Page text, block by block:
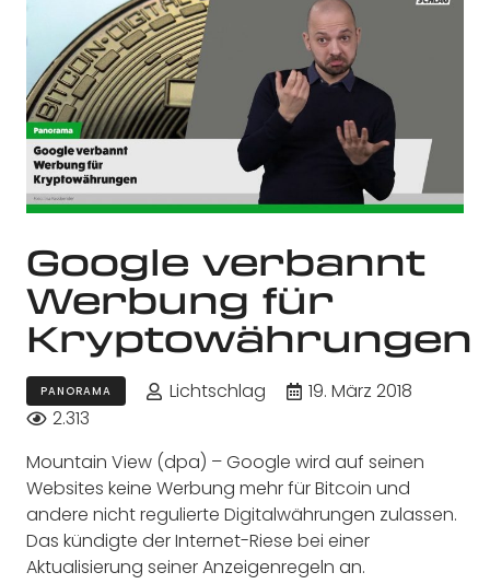
Google verbannt
Werbung für
Kryptowährungen
PANORAMA Lichtschlag
19. März 2018
2.313
Mountain View (dpa) – Google wird auf seinen
Websites keine Werbung mehr für Bitcoin und
andere nicht regulierte Digitalwährungen zulassen.
Das kündigte der Internet-Riese bei einer
Aktualisierung seiner Anzeigenregeln an.